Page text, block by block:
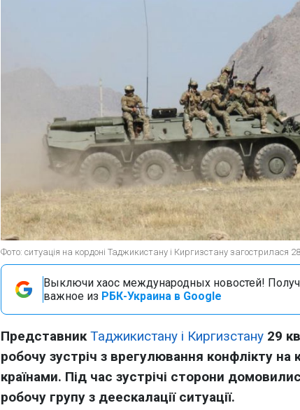
Фото: ситуація на кордоні Таджикистану і Киргизстану загострилася
Выключи хаос международных новостей!
важное из РБК-Украина в Google
ПредставникТаджикистану і Киргизстану 29
робочу зустріч з врегулювання конфлікту на
країнами. Під час зустрічі сторони
робочу групу з деескалації ситуації.